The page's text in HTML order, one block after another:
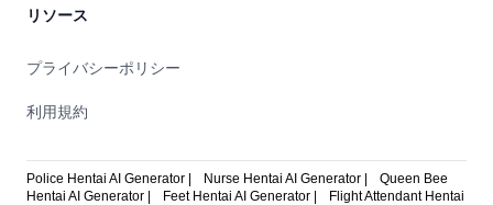
リソース
プライバシーポリシー
利用規約
Police Hentai AI Generator | Nurse Hentai AI Generator |
Queen Bee
Hentai AI Generator |
Feet Hentai AI Generator | Flight Attendant Hentai